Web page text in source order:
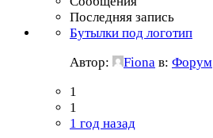
Последняя запись
Бутылки под логотип
Автор:
Fiona в: Форум
1
1
1 год назад